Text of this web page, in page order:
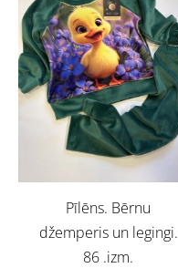
Pīlēns. Bērnu
džemperis un legingi.
86 .izm.